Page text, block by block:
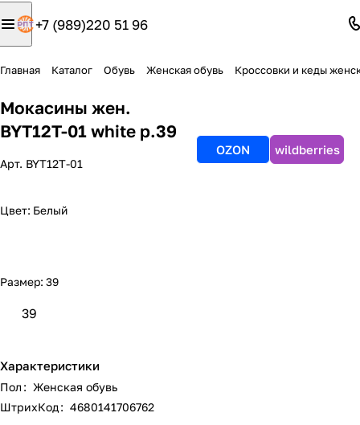
+7 (989)220 51 96
Главная Каталог Обувь Женская обувь Кроссовки и кеды
Мокасины жен.
BYT12T-01 white р.39
Арт. BYT12T-01
Цвет: Белый
Размер: 39
39
Характеристики
Пол : Женская обувь
ШтрихКод: 4680141706762
OZON wildberries